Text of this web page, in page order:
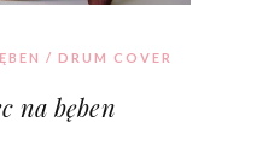
/ DRUM COVER
na bęben